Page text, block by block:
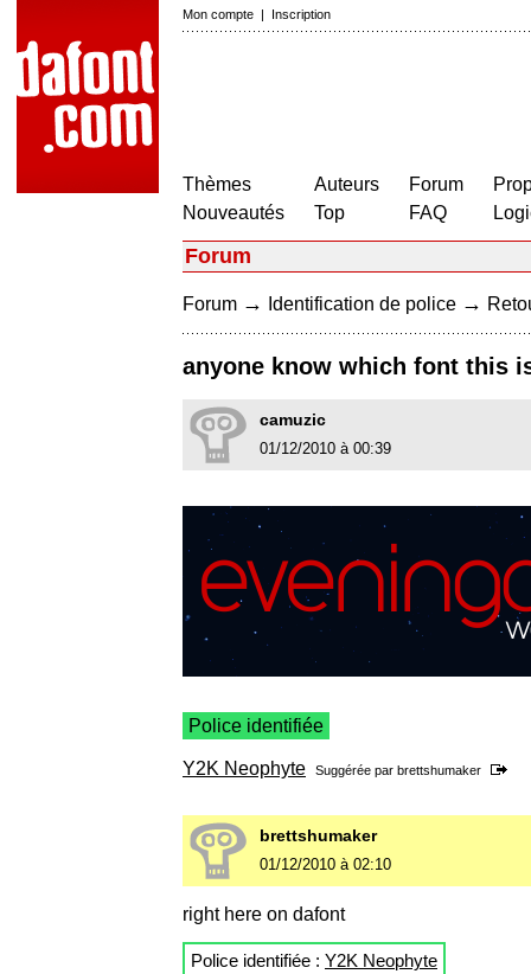
Mon compte | Inscription
Thèmes
Nouveautés
Auteurs
Top
Forum
FAQ
Forum
Forum → Identification de police →
anyone know which font this
camuzic
01/12/2010 à 00:39
Police identifiée
Y2K Neophyte Suggérée par brettshumaker
brettshumaker
01/12/2010 à 02:10
right here on dafont
Police identifiée : Y2K Neophyte